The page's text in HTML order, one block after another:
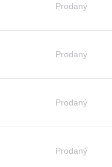
Prodaný
Prodaný
Prodaný
Prodaný